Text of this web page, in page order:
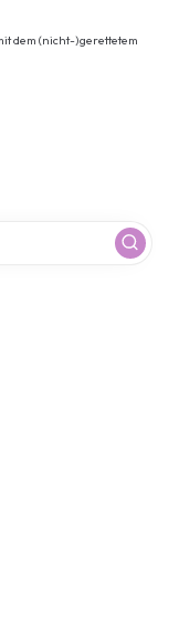
dem (nicht-)gerettetem